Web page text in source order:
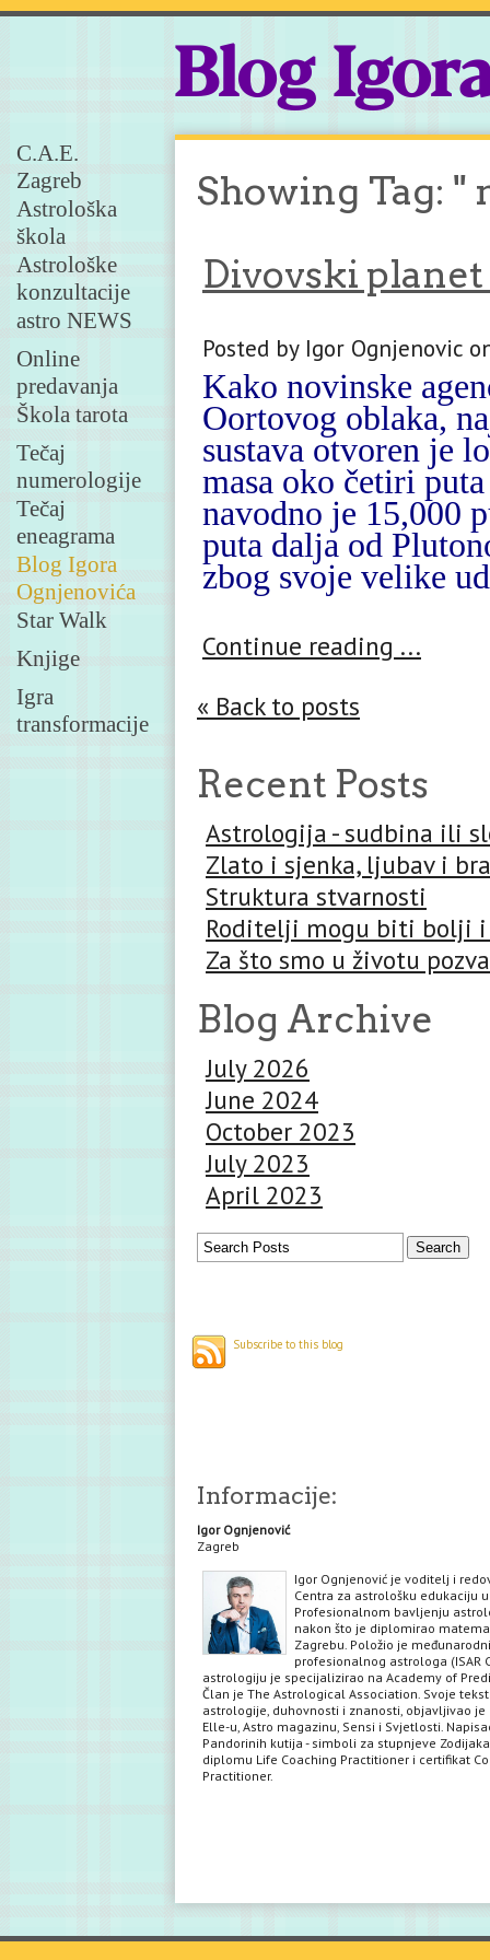
Blog
C.A.E.
Zagreb
Astrološka
škola
Astrološke
konzultacije
astro NEWS
Online
predavanja
Škola tarota
Tečaj
numerologije
Tečaj
eneagrama
Blog Igora
Ognjenovića
Star Walk
Knjige
Igra
transformacije
Showing Tag: "
Divovski
Posted by Igor Ognjenovic
Kako novinske
Oortovog oblaka,
sustava otvoren je
masa oko četiri
navodno je 15,000
puta dalja od
zbog svoje velike
Continue reading ...
« Back to posts
Recent Posts
Astrologija - sudbina ili
Zlato i sjenka, ljubav i
Struktura stvarnosti
Roditelji mogu biti bolji
Za što smo u životu
Blog Archive
July 2026
June 2024
October 2023
July 2023
April 2023
Subscribe to this blog
Informacije:
Igor Ognjenović
Zagreb
Igor Ognjenović je voditelj i
Centra za astrološku edukaciju
Profesionalnom bavljenju
nakon što je diplomirao
Zagrebu. Položio je
profesionalnog astrologa (ISAR
astrologiju je specijalizirao na Academy of
Član je The Astrological Association. Svoje
astrologije, duhovnosti i znanosti, objavljivao je
Elle-u, Astro magazinu, Sensi i Svjetlosti.
Pandorinih kutija - simboli za stupnjeve
diplomu Life Coaching Practitioner i certifikat
Practitioner.